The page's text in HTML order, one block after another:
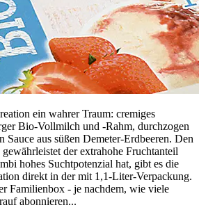
ein wahrer Traum: cremiges
Bio-Vollmilch und -Rahm, durchzogen
Sauce aus süßen Demeter-Erdbeeren. Den
der extrahohe Fruchtanteil
hohes Suchtpotenzial hat, gibt es die
direkt in der mit 1,1-Liter-Verpackung.
Familienbox - je nachdem, wie viele
abonnieren...